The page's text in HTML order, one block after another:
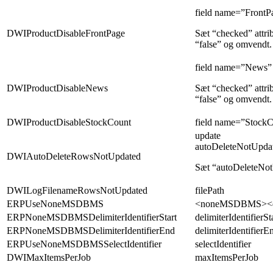
DWIProductDisableFrontPage
field
Sæt “checked”
“false” og omvendt.
DWIProductDisableNews
field
Sæt “checked”
“false” og omvendt.
DWIProductDisableStockCount field
DWIAutoDeleteRowsNotUpdated
update
Sæt
DWILogFilenameRowsNotUpdated
filePath
ERPUseNoneMSDBMS
ERPNoneMSDBMSDelimiterIdentifierStart
ERPNoneMSDBMSDelimiterIdentifierEnd
ERPUseNoneMSDBMSSelectIdentifier
selectIdentifier
DWIMaxItemsPerJob
maxItemsPerJob